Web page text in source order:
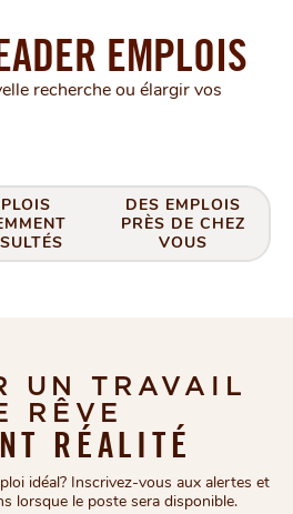
EMPLOIS
recherche ou élargir vos
DES EMPLOIS
PRÈS DE CHEZ
VOUS
UN TRAVAIL
RÊVE
RÉALITÉ
idéal? Inscrivez-vous aux alertes et
lorsque le poste sera disponible.